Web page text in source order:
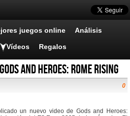
juegos online Análisis
Vídeos Regalos
and Heroes: Rome Rising
0
un nuevo video de Gods and Heroes: